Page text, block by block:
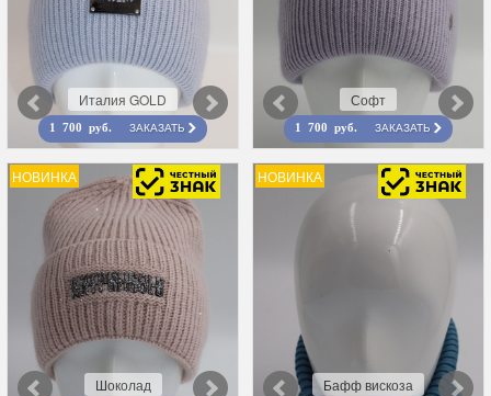
Италия GOLD
1 700 руб. ЗАКАЗАТЬ
Софт
1 700 руб. ЗАКАЗАТЬ
НОВИНКА
Шоколад
НОВИНКА
Бафф вискоза